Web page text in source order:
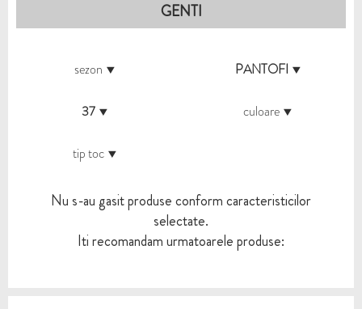
GENTI
sezon PANTOFI
37 culoare
tip toc
Nu s-au gasit produse conform caracteristicilor
selectate.
Iti recomandam urmatoarele produse: